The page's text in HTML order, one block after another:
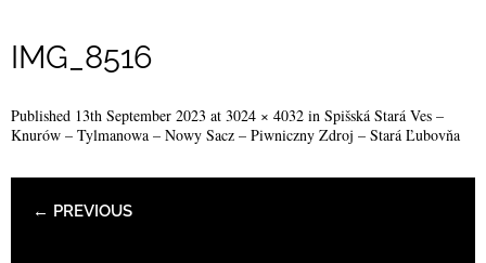
IMG_8516
Published 13th September 2023 at 3024 × 4032 in Spišská Stará Ves –
Knurów – Tylmanowa – Nowy Sacz – Piwniczny Zdroj – Stará Ľubovňa
← PREVIOUS